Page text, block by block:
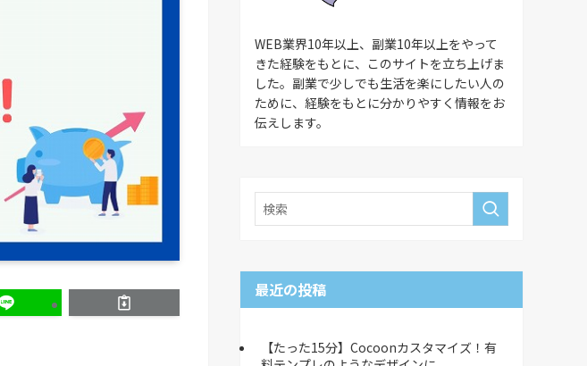
WEB業界10年以上、副業10年以上をやって
きた経験をもとに、このサイトを立ち上げま
した。副業で少しでも生活を楽にしたい人の
ために、経験をもとに分かりやすく情報をお
伝えします。
最近の投稿
【たった15分】Cocoonカスタマイズ！有